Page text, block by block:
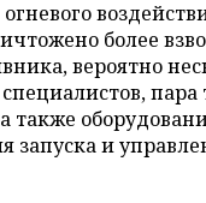
огневого
более
вероятно
пара
также
запуска и